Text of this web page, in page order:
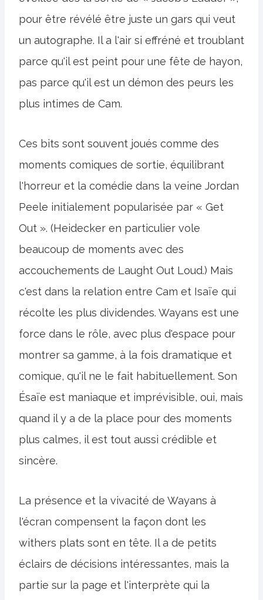
pour être révélé être juste un gars qui veut
un autographe. Il a l'air si effréné et troublant
parce qu'il est peint pour une fête de hayon,
pas parce qu'il est un démon des peurs les
plus intimes de Cam.
Ces bits sont souvent joués comme des
moments comiques de sortie, équilibrant
l'horreur et la comédie dans la veine Jordan
Peele initialement popularisée par « Get
Out ». (Heidecker en particulier vole
beaucoup de moments avec des
accouchements de Laught Out Loud.) Mais
c'est dans la relation entre Cam et Isaïe qui
récolte les plus dividendes. Wayans est une
force dans le rôle, avec plus d'espace pour
montrer sa gamme, à la fois dramatique et
comique, qu'il ne le fait habituellement. Son
Ésaïe est maniaque et imprévisible, oui, mais
quand il y a de la place pour des moments
plus calmes, il est tout aussi crédible et
sincère.
La présence et la vivacité de Wayans à
l'écran compensent la façon dont les
withers plats sont en tête. Il a de petits
éclairs de décisions intéressantes, mais la
partie sur la page et l'interprète qui la